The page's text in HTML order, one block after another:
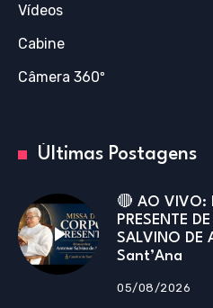
Vídeos
Cabine
Câmera 360º
Últimas Postagens
🔴 AO VIVO:
PRESENTE
SALVINO DE
Sant’Ana
05/08/2026